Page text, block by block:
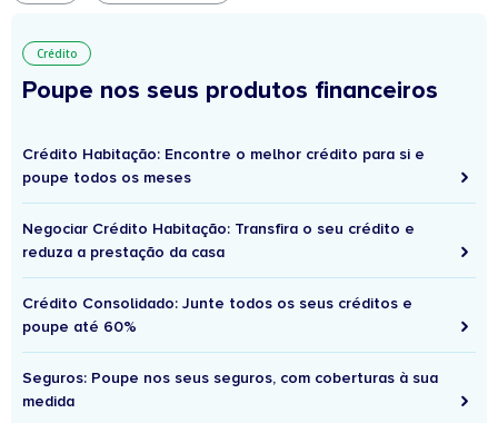
Crédito
Poupe nos seus produtos financeiros
Crédito Habitação: Encontre o melhor crédito para si e
poupe todos os meses
Negociar Crédito Habitação: Transfira o seu crédito e
reduza a prestação da casa
Crédito Consolidado: Junte todos os seus créditos e
poupe até 60%
Seguros: Poupe nos seus seguros, com coberturas à sua
medida